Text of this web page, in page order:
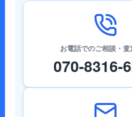
お電話でのご相談・査
070-8316-